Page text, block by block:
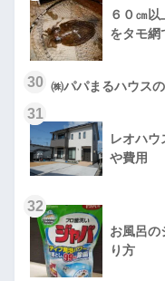
６０㎝
をタモ網
30 ㈱パパまるハウス
31
レオハ
や費用
32
お風呂の
り方